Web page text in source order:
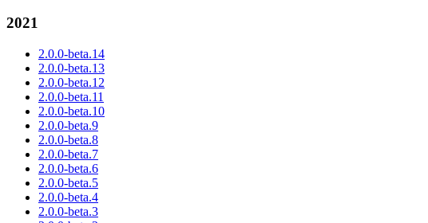
2021
2.0.0-beta.14
2.0.0-beta.13
2.0.0-beta.12
2.0.0-beta.11
2.0.0-beta.10
2.0.0-beta.9
2.0.0-beta.8
2.0.0-beta.7
2.0.0-beta.6
2.0.0-beta.5
2.0.0-beta.4
2.0.0-beta.3